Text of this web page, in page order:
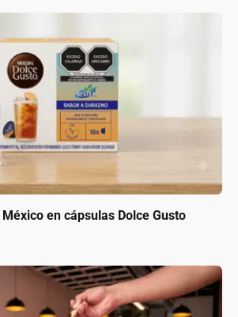
en cápsulas Dolce Gusto